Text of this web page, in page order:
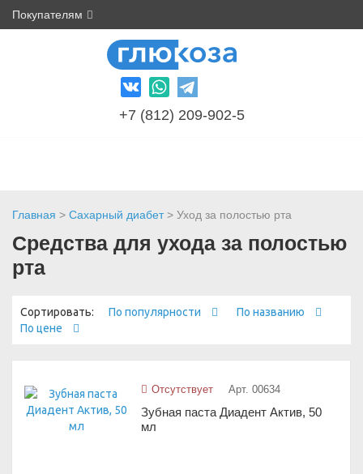
Покупателям
+7 (812) 209-902-5
Главная > Сахарный диабет> Уход за полостью рта
Средства для ухода за полостью
рта
Сортировать: По популярности
По названию
По цене
Отсутствует Арт. 00634
Зубная паста Диадент Актив, 50
мл